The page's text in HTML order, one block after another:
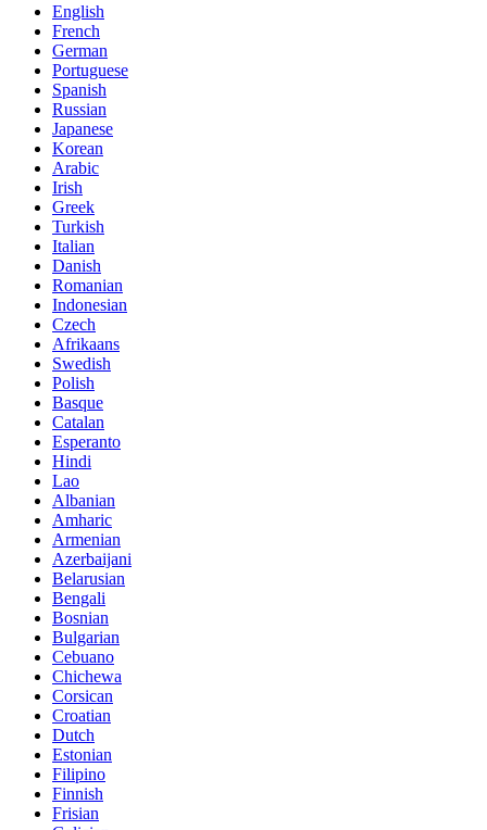
English
French
German
Portuguese
Spanish
Russian
Japanese
Korean
Arabic
Irish
Greek
Turkish
Italian
Danish
Romanian
Indonesian
Czech
Afrikaans
Swedish
Polish
Basque
Catalan
Esperanto
Hindi
Lao
Albanian
Amharic
Armenian
Azerbaijani
Belarusian
Bengali
Bosnian
Bulgarian
Cebuano
Chichewa
Corsican
Croatian
Dutch
Estonian
Filipino
Finnish
Frisian